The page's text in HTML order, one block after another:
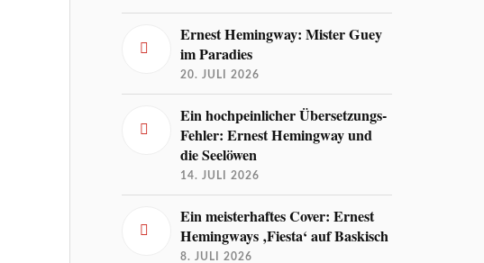
Ernest Hemingway: Mister Guey
im Paradies
20. JULI 2026
Ein hochpeinlicher Übersetzungs-
Fehler: Ernest Hemingway und
die Seelöwen
14. JULI 2026
Ein meisterhaftes Cover: Ernest
Hemingways ‚Fiesta‘ auf Baskisch
8. JULI 2026